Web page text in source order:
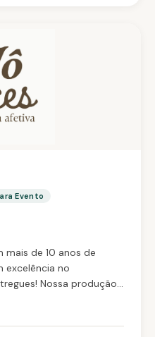
Evento
de 10 anos de
excelência no
Nossa produção
que possamos sempre
Trabalhamos com